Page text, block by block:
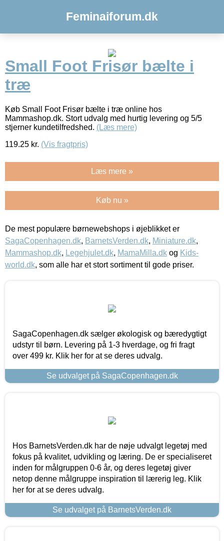
Feminaiforum.dk
Small Foot Frisør bælte i
træ
Køb Small Foot Frisør bælte i træ online hos
Mammashop.dk. Stort udvalg med hurtig levering og 5/5
stjerner kundetilfredshed. (Læs mere)
119.25 kr. (Vis fragtpris)
Læs mere »
Køb nu »
De mest populære børnewebshops i øjeblikket er
SagaCopenhagen.dk, BarnetsVerden.dk, Miniature.dk,
Mammashop.dk, Legehjulet.dk, MamaMilla.dk og Kids-
world.dk, som alle har et stort sortiment til gode priser.
SagaCopenhagen.dk sælger økologisk og bæredygtigt
udstyr til børn. Levering på 1-3 hverdage, og fri fragt
over 499 kr. Klik her for at se deres udvalg.
Se udvalget på SagaCopenhagen.dk
Hos BarnetsVerden.dk har de nøje udvalgt legetøj med
fokus på kvalitet, udvikling og læring. De er specialiseret
inden for målgruppen 0-6 år, og deres legetøj giver
netop denne målgruppe inspiration til lærerig leg. Klik
her for at se deres udvalg.
Se udvalget på BarnetsVerden.dk